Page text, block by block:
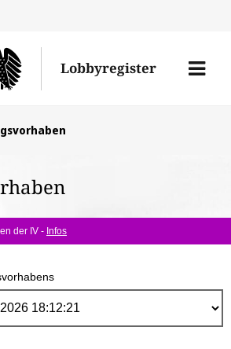
Lobbyregister
Menü
der IV - Infos